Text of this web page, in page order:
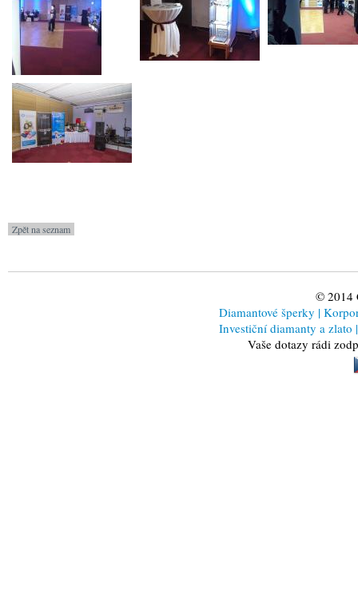
© 2014
Diamantové šperky |
Investiční diamanty a zlato |
Vaše dotazy rádi